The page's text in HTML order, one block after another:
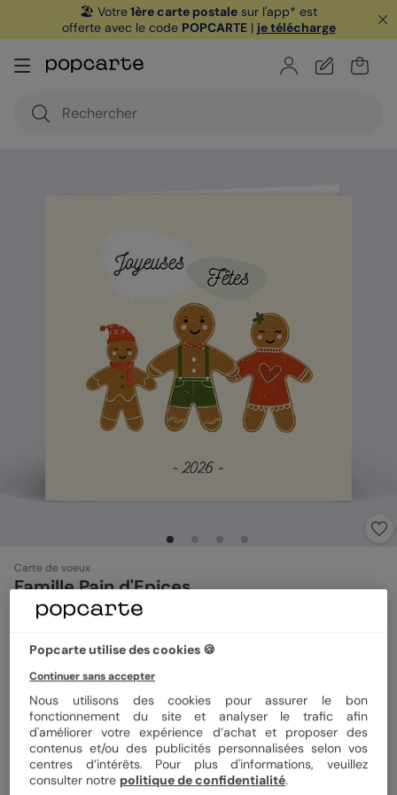
🏖️ Votre1ère carte postale sur l'app* est
offerte avec le code POPCARTE| je télécharge
Carte de voeux
Famille Pain d'Epices
Format
Papier Papier Satiné
Quantité 1 carte
Popcarte utilise des cookies 🍪
Continuer sans accepter
Nous utilisons des cookies pour assurer le bon
fonctionnement du site et analyser le trafic afin
d'améliorer votre expérience d’achat et proposer des
contenus et/ou des publicités personnalisées selon vos
centres d’intérêts. Pour plus d'informations, veuillez
consulter notre politique de confidentialité.